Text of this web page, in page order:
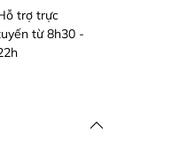
trợ trực
từ 8h30 -